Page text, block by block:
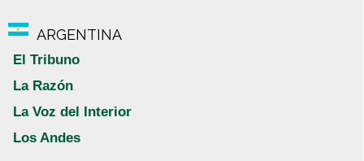
ARGENTINA
El Tribuno
La Razón
La Voz del Interior
Los Andes